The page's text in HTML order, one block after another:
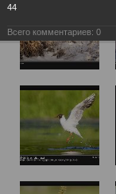
44
Всего комментариев: 0